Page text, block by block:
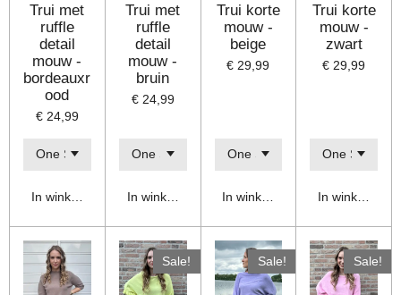
Trui met
ruffle
detail
mouw -
bordeauxr
ood
€ 24,99
In winkelwagen
Trui met
ruffle
detail
mouw -
bruin
€ 24,99
In winkelwagen
Trui korte
mouw -
beige
€ 29,99
In winkelwagen
Trui korte
mouw -
zwart
€ 29,99
In
Sale! Sale! Sale!